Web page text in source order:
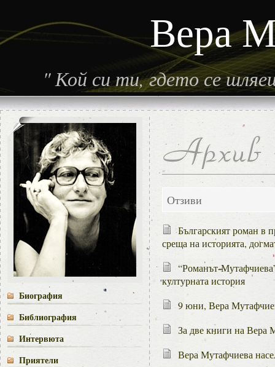
Вера
"Кой си ти, гдето се
Биография
Библиография
Интервюта
Приятели
Отзиви
Българският роман в
среща на историята,
“Романът-
културната история
9 юни, Вера
За две книги на Вера
Вера Мутафчиева